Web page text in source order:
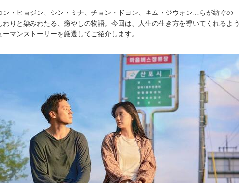
ン・ヒョジン、シン・ミナ、チョン・ドヨン、キム・ジウォン…らが紡ぐの
わりと染みわたる、癒やしの物語。今回は、人生の生き方を導いてくれるよう
マンストーリーを厳選してご紹介します。